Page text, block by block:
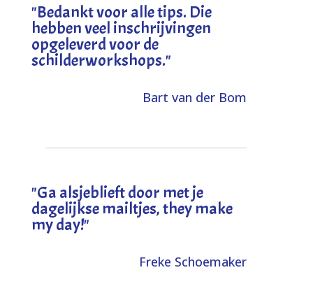
"Bedankt voor alle tips. Die
hebben veel inschrijvingen
opgeleverd voor de
schilderworkshops."
Bart van der Bom
"Ga alsjeblieft door met je
dagelijkse mailtjes, they make
my day!"
Freke Schoemaker